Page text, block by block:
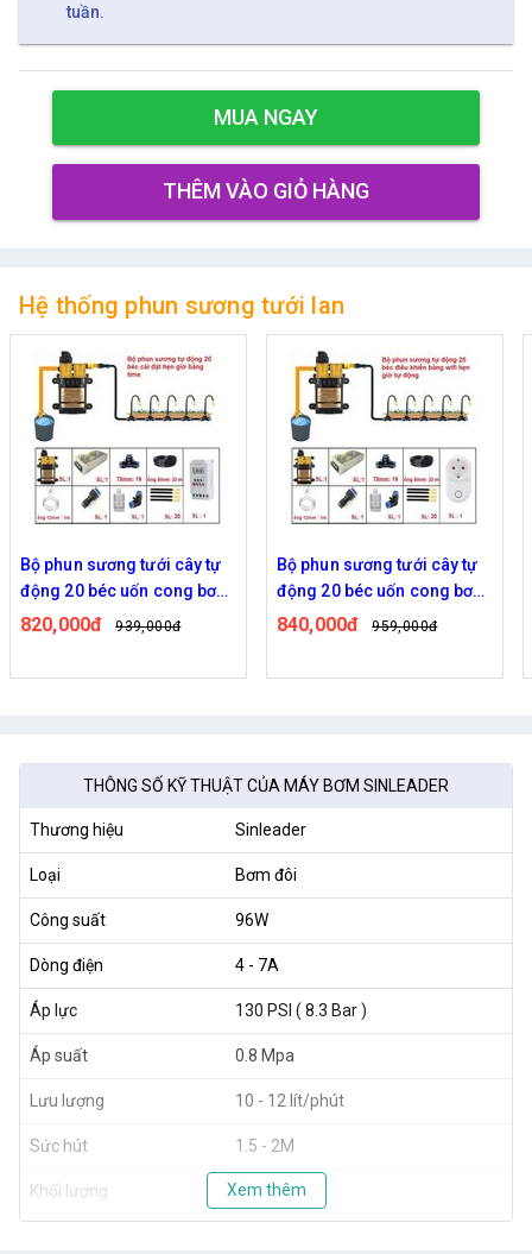
tuần.
MUA NGAY
THÊM VÀO GIỎ HÀNG
Hệ thống phun sương tưới lan
Bộ phun sương tưới cây tự
động 20 béc uốn cong bơm
đôi 96w time
820,000đ 939,000đ
Bộ phun sương tưới cây tự
động 20 béc uốn cong bơm
đôi 96w điều khiển bằng
840,000đ 959,000đ
THÔNG SỐ KỸ THUẬT CỦA MÁY BƠM SINLEADER
Thương hiệu Sinleader
Loại Bơm đôi
Công suất 96W
Dòng điện 4 - 7A
Áp lực 130 PSI ( 8.3 Bar )
Áp suất 0.8 Mpa
Lưu lượng 10 - 12 lít/phút
Sức hút 1.5 - 2M
Khối lượng 1.2 kg
Xem thêm